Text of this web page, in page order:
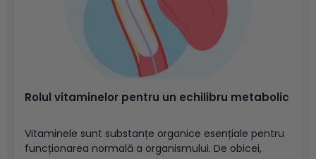
Rolul vitaminelor pentru un echilibru metabolic
Vitaminele sunt substanțe organice esențiale pentru
funcționarea normală a organismului. De obicei,